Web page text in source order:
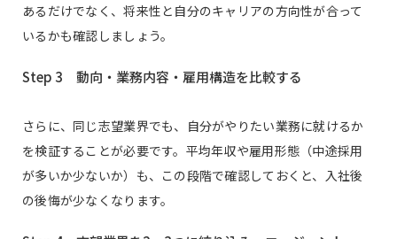
あるだけでなく、将来性と自分のキャリアの方向性が合って
いるかも確認しましょう。
Step 3 動向・業務内容・雇用構造を比較する
さらに、同じ志望業界でも、自分がやりたい業務に就けるか
を検証することが必要です。平均年収や雇用形態（中途採用
が多いか少ないか）も、この段階で確認しておくと、入社後
の後悔が少なくなります。